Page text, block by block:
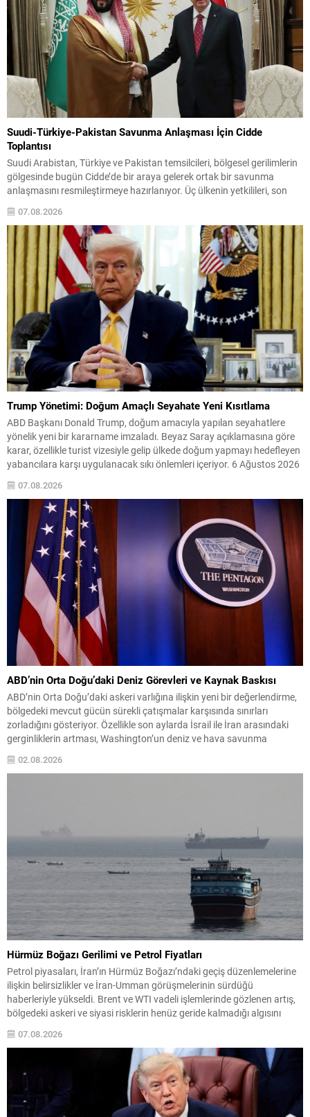
Suudi-Türkiye-Pakistan Savunma Anlaşması İçin Cidde
Toplantısı
Suudi Arabistan, Türkiye ve Pakistan temsilcileri, bölgesel gerilimlerin
gölgesinde bugün Cidde’de bir araya gelerek ortak bir savunma
anlaşmasını resmileştirmeye hazırlanıyor. Üç ülkenin yetkilileri, son
yarattığı riskleri gerekçe göstererek uzlaşma sağladı. Görüşmeye
ilişkin bilgi veren Suudi askeri kaynaklar, uzun süredir müzakere edilen
metnin son...
07.08.2026
Trump Yönetimi: Doğum Amaçlı Seyahate Yeni Kısıtlama
ABD Başkanı Donald Trump, doğum amacıyla yapılan seyahatlere
yönelik yeni bir kararname imzaladı. Beyaz Saray açıklamasına göre
karar, özellikle turist vizesiyle gelip ülkede doğum yapmayı hedefleyen
yabancılara karşı uygulanacak sıkı önlemleri içeriyor. 6 Ağustos 2026
tarihli düzenleme kapsamında vize başvuruları daha dikkatli
incelenecek; bazı başvuruların reddedilmesi, mevcut vizelerin iptali
veya...
07.08.2026
ABD’nin Orta Doğu’daki Deniz Görevleri ve Kaynak Baskısı
ABD’nin Orta Doğu’daki askeri varlığına ilişkin yeni bir değerlendirme,
bölgedeki mevcut gücün sürekli çatışmalar karşısında sınırları
zorladığını gösteriyor. Özellikle son aylarda İsrail ile İran arasındaki
gerginliklerin artması, Washington’un deniz ve hava savunma
kaynakları üzerinde belirgin bir baskı oluşturdu. ABD Avrupa
Kuvvetleri Komutanı Orgeneral Alexus Grynkewich’in Pentagon’a
02.08.2026
Hürmüz Boğazı Gerilimi ve Petrol Fiyatları
Petrol piyasaları, İran’ın Hürmüz Boğazı’ndaki geçiş düzenlemelerine
ilişkin belirsizlikler ve İran-Umman görüşmelerinin sürdüğü
haberleriyle yükseldi. Brent ve WTI vadeli işlemlerinde gözlenen artış,
bölgedeki askeri ve siyasi risklerin henüz geride kalmadığı algısını
hâlinde normale dönüşten ziyade sınırlı ve koşullara bağlı bir
seyrüsefer sistemi beklentisini fiyatladığını...
07.08.2026